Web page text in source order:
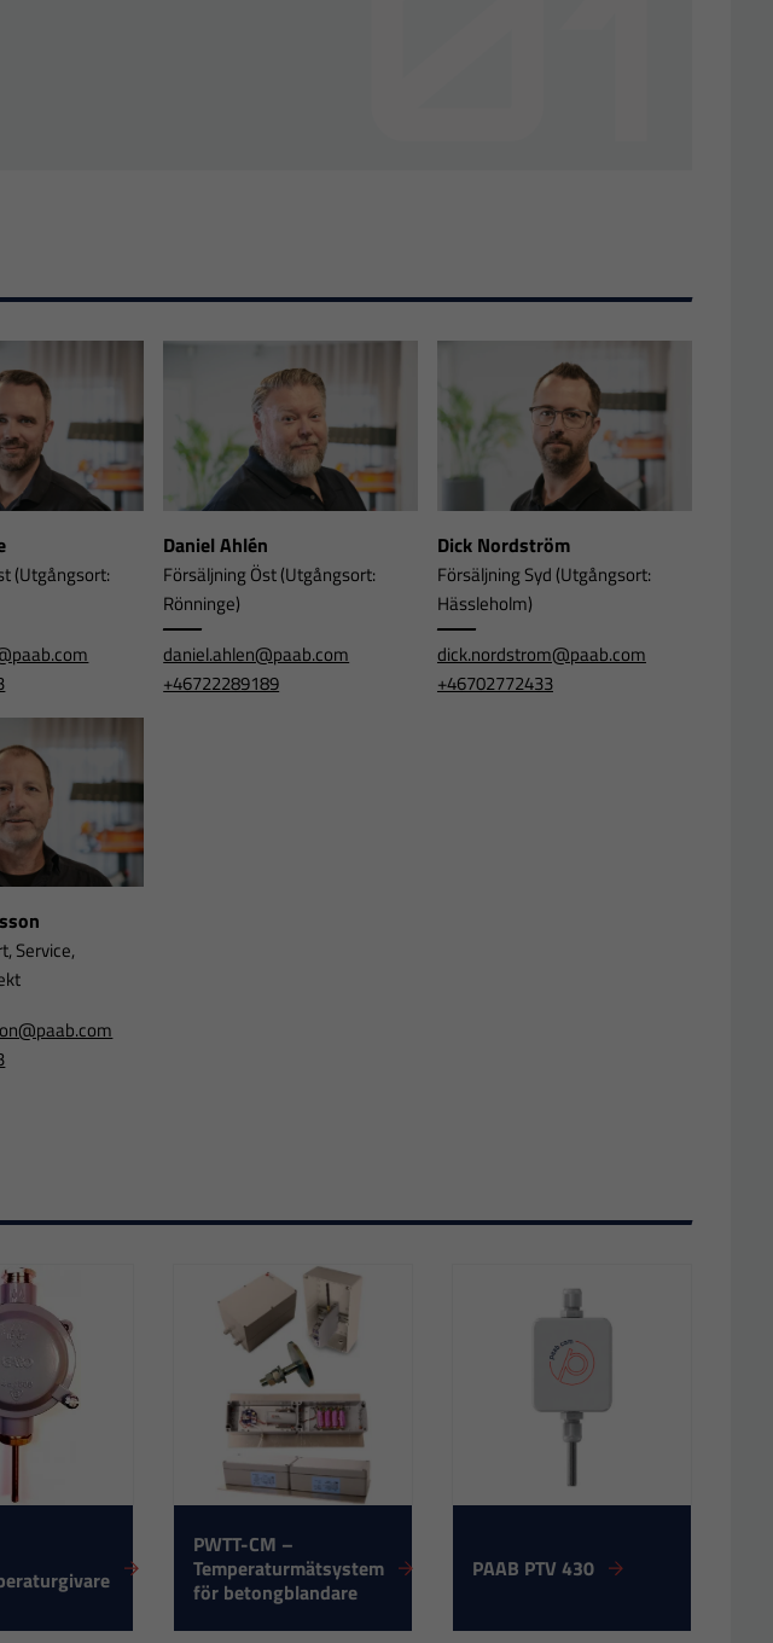
(Utgångsort:
Daniel Ahlén
Försäljning Öst (Utgångsort:
Rönninge)
daniel.ahlen@paab.com
+46722289189
Dick Nordström
Försäljning Syd (Utgångsort:
Hässleholm)
dick.nordstrom@paab.com
+46702772433
Service,
PWTT-CM –
Temperaturmätsystem
för betongblandare
PAAB PTV 430